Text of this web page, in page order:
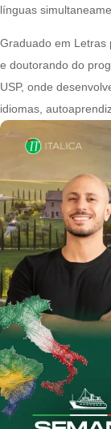
línguas
Graduado em Letras
e doutorando do
USP, onde
idiomas,